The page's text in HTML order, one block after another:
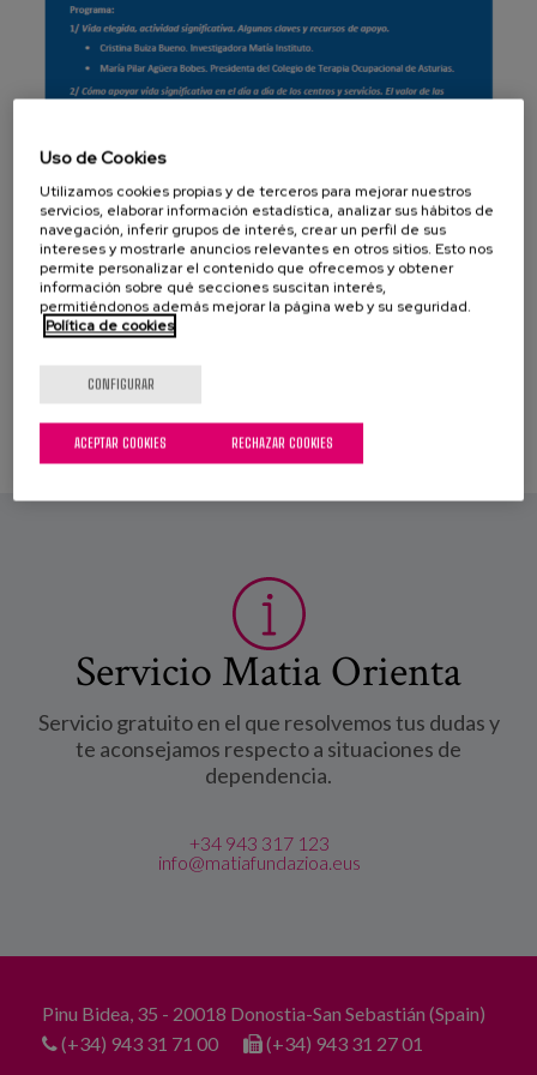
Canal de denuncias
Servicio Matia Orienta
Servicio gratuito en el que resolvemos tus dudas y
te aconsejamos respecto a situaciones de
dependencia.
+34 943 317 123
info@matiafundazioa.eus
Pinu Bidea, 35 - 20018 Donostia-San Sebastián (Spain)
(+34) 943 31 71 00
(+34) 943 31 27 01
Uso de Cookies
Utilizamos cookies propias y de terceros para mejorar nuestros
servicios, elaborar información estadística, analizar sus hábitos de
navegación, inferir grupos de interés, crear un perfil de sus
intereses y mostrarle anuncios relevantes en otros sitios. Esto nos
permite personalizar el contenido que ofrecemos y obtener
información sobre qué secciones suscitan interés,
permitiéndonos además mejorar la página web y su seguridad.
Política de cookies
CONFIGURAR
RECHAZAR COOKIES
ACEPTAR COOKIES